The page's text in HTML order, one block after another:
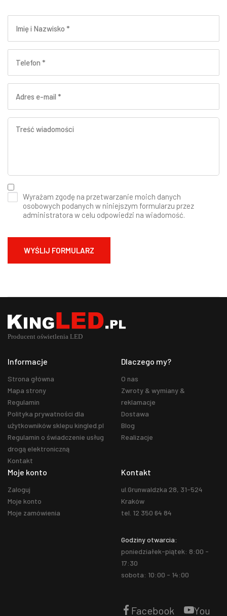
Wyrażam zgodę na przetwarzanie moich danych
osobowych podanych w niniejszym formularzu przez
administratora w celu odpowiedzi na wiadomość.
Informacje
Strona główna
Mapa strony
Regulamin
Polityka prywatności dla
użytkowników sklepu kingled.pl
Regulamin o świadczenie usług
drogą elektroniczną
Kontakt
Dlaczego my?
O nas
Zwroty & wymiany &
reklamacje
Dostawa
Blog
Realizacje
Moje konto
Zaloguj
Moje konto
Moje zamówienia
Kontakt
ul.Grunwaldzka 28, 31-524
Kraków
tel. 12 350 64 84
Godziny otwarcia:
poniedziałek-piątek: 8:00 -
17:30
sobota: 10:00 - 14:00
Facebook You